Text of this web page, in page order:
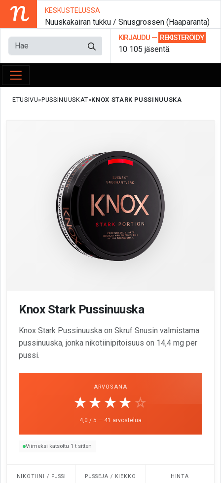
N KESKUSTELUSSA
Nuuskakairan tukku / Snusgrossen (Haaparanta)
KIRJAUDU — REKISTERÖIDY
10 105 jäsentä.
ETUSIVU PUSSINUUSKAT KNOX STARK PUSSINUUSKA
Knox Stark Pussinuuska
Knox Stark Pussinuuska on Skruf Snusin valmistama
pussinuuska, jonka nikotiinipitoisuus on 14,4 mg per
pussi.
ARVOSANA
☆☆☆☆☆
★★★★★
4,0 / 5 — 41 arvostelua
Viimeksi katsottu 1 t sitten
NIKOTIINI / PUSSI PUSSEJA / KIEKKO HINTA